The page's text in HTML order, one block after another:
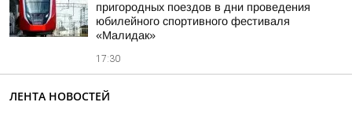
пригородных поездов в дни проведения
юбилейного спортивного фестиваля
«Малидак»
17:30
ЛЕНТА НОВОСТЕЙ